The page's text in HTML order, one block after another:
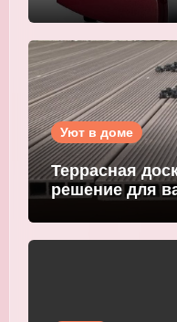
Уют в доме
Террасная
решение для